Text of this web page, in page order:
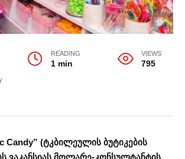
READING
1 min
VIEWS
795
Candy” (ტკბილეულის ბუტიკების
ვაკანსიას მოლარე-კონსულტანტის